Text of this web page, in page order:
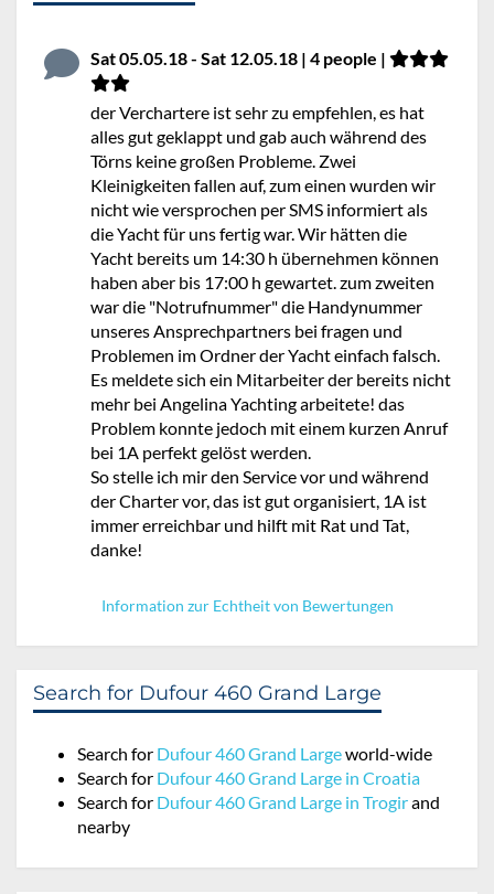
Sat 05.05.18 - Sat 12.05.18 | 4 people |
der Verchartere ist sehr zu empfehlen, es hat
alles gut geklappt und gab auch während des
Törns keine großen Probleme. Zwei
Kleinigkeiten fallen auf, zum einen wurden wir
nicht wie versprochen per SMS informiert als
die Yacht für uns fertig war. Wir hätten die
Yacht bereits um 14:30 h übernehmen können
haben aber bis 17:00 h gewartet. zum zweiten
war die "Notrufnummer" die Handynummer
unseres Ansprechpartners bei fragen und
Problemen im Ordner der Yacht einfach falsch.
Es meldete sich ein Mitarbeiter der bereits nicht
mehr bei Angelina Yachting arbeitete! das
Problem konnte jedoch mit einem kurzen Anruf
bei 1A perfekt gelöst werden.
So stelle ich mir den Service vor und während
der Charter vor, das ist gut organisiert, 1A ist
immer erreichbar und hilft mit Rat und Tat,
danke!
Information zur Echtheit von Bewertungen
Search for Dufour 460 Grand Large
Search for Dufour 460 Grand Largeworld-wide
Search for Dufour 460 Grand Large in Croatia
Search for Dufour 460 Grand Large in Trogirand
nearby